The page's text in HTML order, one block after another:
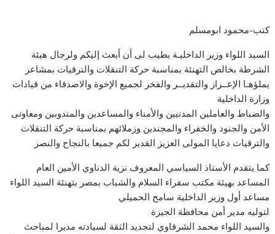
كتب-محمود ابومسلم
السيد اللواء وزير الداخليـة يطيب لى أن أبعث إليكم ولرجال هيئة
الشرطة بخالص التهنئة بمناسبة حركة التنقلات والترقيات بمشاعر
يملؤهـا الإعــزاز والتقديــر والفخر لجميع الإخوة والاصدقاء من قيادات
وزارة الداخلية
والضباط والعاملين المدنيين والأمناء والمساعدين والمندوبين ومعاونى
الأمن والجنود والخفراء والمجندين وزملائهم بمناسبة حركة التنقلات
والترقيات دعايا المولى العزيز القدير لكم جميعا بالنجاح والنصر
كما يتقدم الأستاذ السياسي المعروف نزية الدناوي الأمين العام
المساعد بهيئة مكتب سفراء السلام والشباب بمصر بتهنئة السيد اللواء
مساعد أول وزير الداخلية سامح الحميلي
لتوليه مدير أمن محافظة الجيزة
والسيد اللواء محمد الشرقاوي لتجديد الثقة لسيادته مديرا لمباحث